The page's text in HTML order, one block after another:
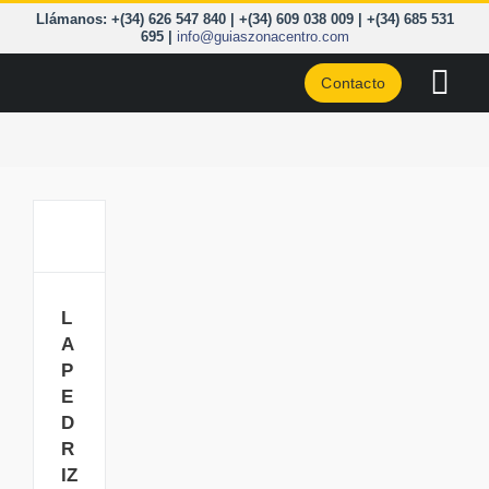
Saltar
contenido
Llámanos: +(34) 626 547 840 | +(34) 609 038 009 | +(34) 685 531
695 |
info@guiaszonacentro.com
Contacto
riscos
(1 o 2
días)
L
A
P
E
D
R
IZ